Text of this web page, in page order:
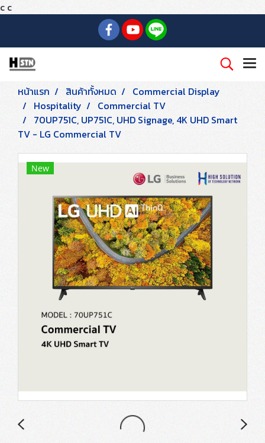
c c
หน้าแรก สินค้าทั้งหมด
Commercial Display
Hospitality
Commercial TV
70UP751C, UP751C, UHD Signage, 4K UHD Smart
TV - LG Commercial TV
New